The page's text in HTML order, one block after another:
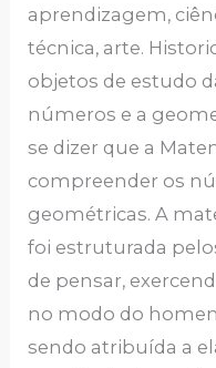
aprendizagem,
técnica, arte.
objetos de estudo
números e a
se dizer que a
compreender os
geométricas. A
foi estruturada
de pensar,
no modo do
sendo atribuída a